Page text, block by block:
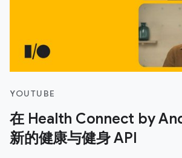
YOUTUBE
在 Health Connect by
新的健康与健身 API